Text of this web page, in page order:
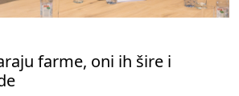
farme, oni ih šire i